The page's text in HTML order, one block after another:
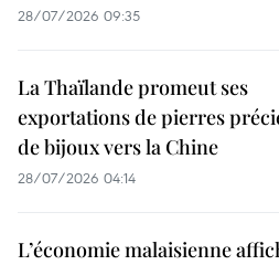
28/07/2026 09:35
La Thaïlande promeut ses
exportations de pierres
de bijoux vers la Chine
28/07/2026 04:14
L’économie malaisienne